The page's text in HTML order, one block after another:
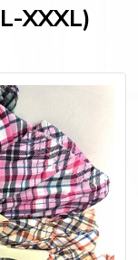
XXXL)